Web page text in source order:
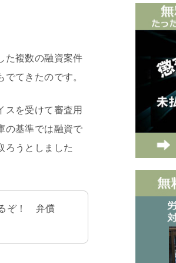
た複数の融資案件
てきたのです。
スを受けて審査用
の基準では融資で
ろうとしました
ぞ！ 弁償